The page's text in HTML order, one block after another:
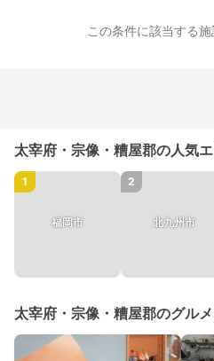
この条件に該当する施
太宰府・宗像・糟屋郡の人気
1
福岡市
2
北九州市
太宰府・宗像・糟屋郡のグル